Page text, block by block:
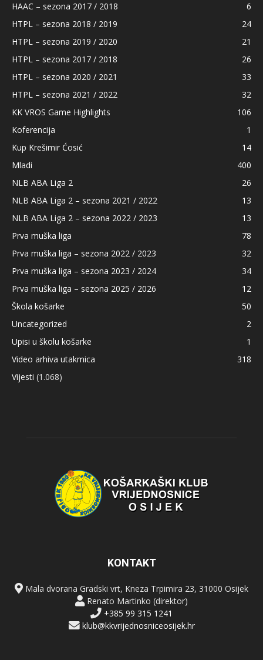
HAAC – sezona 2017 / 2018
6
HTPL – sezona 2018 / 2019
24
HTPL – sezona 2019 / 2020
21
HTPL – sezona 2017 / 2018
26
HTPL – sezona 2020 / 2021
33
HTPL – sezona 2021 / 2022
32
KK VROS Game Highlights
106
Koferencija
1
Kup Krešimir Ćosić
14
Mladi
400
NLB ABA Liga 2
26
NLB ABA Liga 2 – sezona 2021 / 2022
13
NLB ABA Liga 2 – sezona 2022 / 2023
13
Prva muška liga
78
Prva muška liga – sezona 2022 / 2023
32
Prva muška liga – sezona 2023 / 2024
34
Prva muška liga – sezona 2025 / 2026
12
Škola košarke
50
Uncategorized
2
Upisi u školu košarke
1
Video arhiva utakmica
318
Vijesti (1.068)
KONTAKT
Mala dvorana Gradski vrt, Kneza Trpimira 23, 31000 Osijek
Renato Martinko (direktor)
+385 99 315 1241
klub@kkvrijednosniceosijek.hr